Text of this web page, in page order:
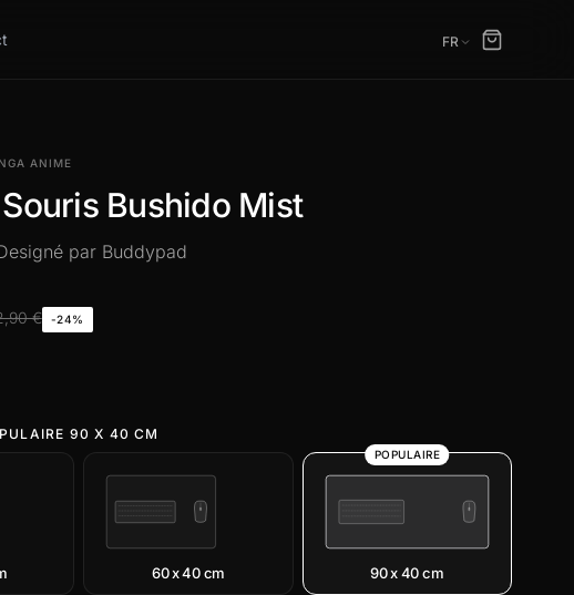
FR
ANIME
Bushido Mist
par Buddypad
€ -24%
90 X 40 CM
60 x 40 cm
POPULAIRE
90 x 40 cm